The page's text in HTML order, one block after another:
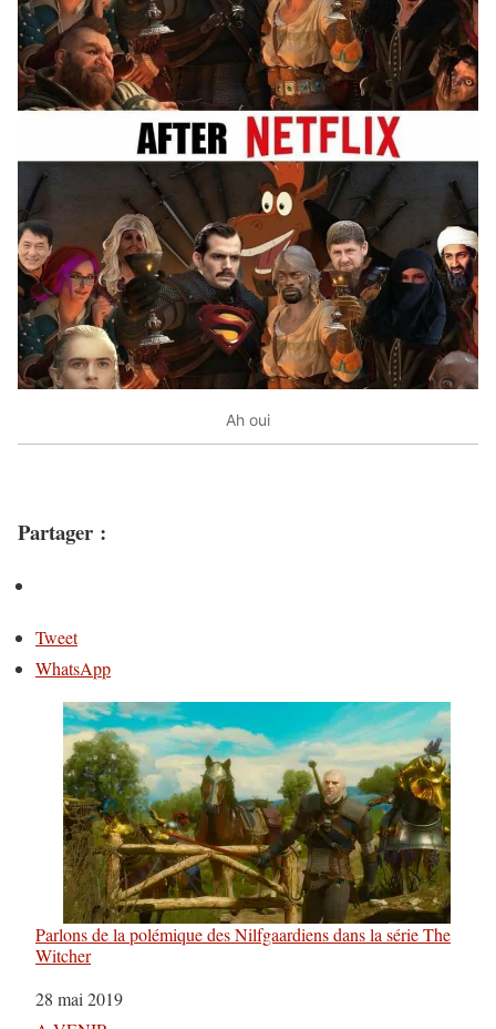
Ah oui
Partager :
Tweet
WhatsApp
Parlons de la polémique des Nilfgaardiens dans la série The
Witcher
Date
28 mai 2019